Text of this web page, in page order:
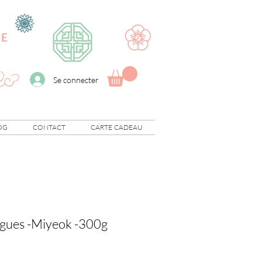
Se connecter
CONTACT CARTE CADEAU
-Miyeok -300g